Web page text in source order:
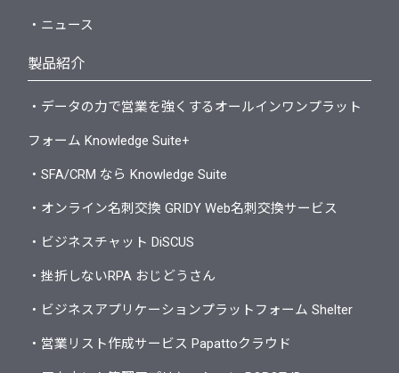
・ニュース
製品紹介
・データの力で営業を強くするオールインワンプラット
フォーム Knowledge Suite+
・SFA/CRM なら Knowledge Suite
・オンライン名刺交換 GRIDY Web名刺交換サービス
・ビジネスチャット DiSCUS
・挫折しないRPA おじどうさん
・ビジネスアプリケーションプラットフォーム Shelter
・営業リスト作成サービス Papattoクラウド